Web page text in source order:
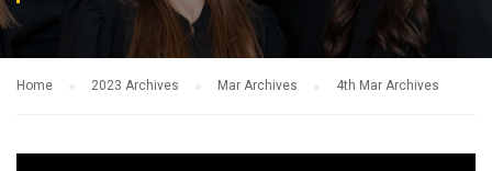
Home 2023 Archives Mar Archives 4th Mar Archives